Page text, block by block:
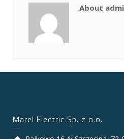
About
Marel Electric Sp. z o.o.